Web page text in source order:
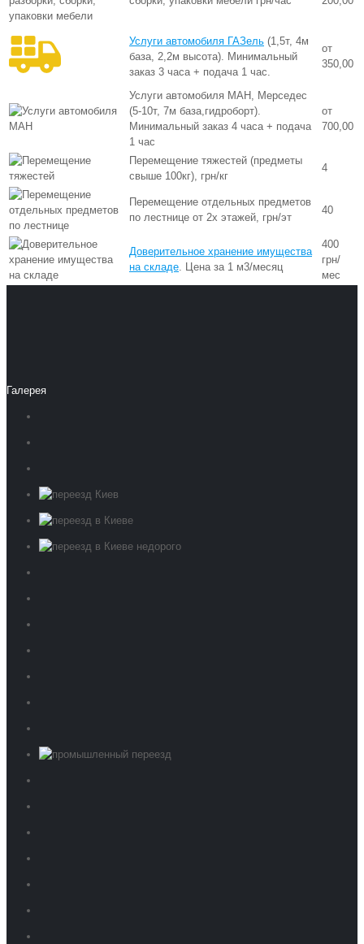
Услуги автомобиля ГАЗель (1,5т, 4м
база, 2,2м высота). Минимальный
заказ 3 часа + подача 1 час.
от
350,00
Услуги автомобиля МАН, Мерседес
(5-10т, 7м база,гидроборт).
Минимальный заказ 4 часа + подача
1 час
от
700,00
Перемещение тяжестей (предметы
свыше 100кг), грн/кг
4
Перемещение отдельных предметов
по лестнице от 2х этажей, грн/эт
40
Доверительное хранение имущества
на складе . Цена за 1 м3/месяц
400
грн/
мес
Галерея